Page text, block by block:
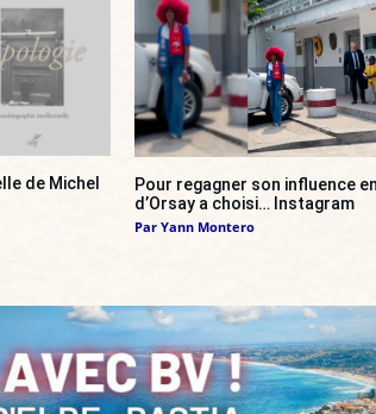
de Michel
Pour regagner son influence
d’Orsay a choisi… Instagram
Par Yann Montero